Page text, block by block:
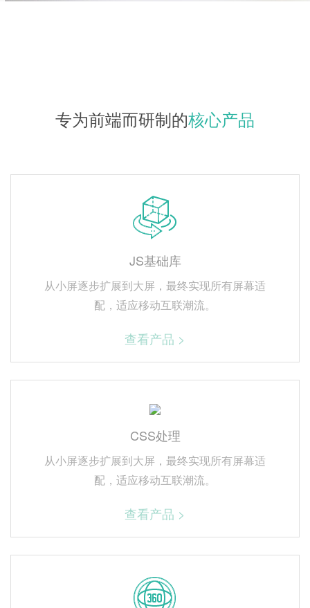
专为前端而研制的核心产品
JS基础库
从小屏逐步扩展到大屏，最终实现所有屏幕适
配，适应移动互联潮流。
查看产品 >
CSS处理
从小屏逐步扩展到大屏，最终实现所有屏幕适
配，适应移动互联潮流。
查看产品 >